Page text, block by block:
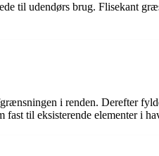
til udendørs brug. Flisekant
i renden. Derefter
til eksisterende elementer i